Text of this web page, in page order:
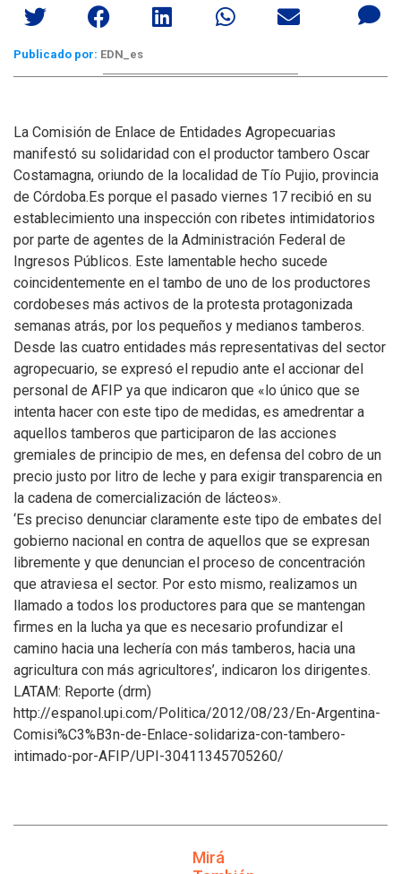
Publicado por: EDN_es
La Comisión de Enlace de Entidades Agropecuarias
manifestó su solidaridad con el productor tambero Oscar
Costamagna, oriundo de la localidad de Tío Pujio, provincia
de Córdoba.Es porque el pasado viernes 17 recibió en su
establecimiento una inspección con ribetes intimidatorios
por parte de agentes de la Administración Federal de
Ingresos Públicos. Este lamentable hecho sucede
coincidentemente en el tambo de uno de los productores
cordobeses más activos de la protesta protagonizada
semanas atrás, por los pequeños y medianos tamberos.
Desde las cuatro entidades más representativas del sector
agropecuario, se expresó el repudio ante el accionar del
personal de AFIP ya que indicaron que «lo único que se
intenta hacer con este tipo de medidas, es amedrentar a
aquellos tamberos que participaron de las acciones
gremiales de principio de mes, en defensa del cobro de un
precio justo por litro de leche y para exigir transparencia en
la cadena de comercialización de lácteos».
‘Es preciso denunciar claramente este tipo de embates del
gobierno nacional en contra de aquellos que se expresan
libremente y que denuncian el proceso de concentración
que atraviesa el sector. Por esto mismo, realizamos un
llamado a todos los productores para que se mantengan
firmes en la lucha ya que es necesario profundizar el
camino hacia una lechería con más tamberos, hacia una
agricultura con más agricultores’, indicaron los dirigentes.
LATAM: Reporte (drm)
http://espanol.upi.com/Politica/2012/08/23/En-Argentina-
Comisi%C3%B3n-de-Enlace-solidariza-con-tambero-
intimado-por-AFIP/UPI-30411345705260/
Mirá